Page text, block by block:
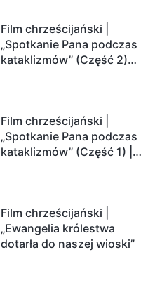
Film chrześcijański |
„Spotkanie Pana podczas
kataklizmów” (Część 2)
Ludzkość weszła w
odliczanie. Czy znalazłeś
już drogę ocalenia?
Film chrześcijański |
„Spotkanie Pana podczas
kataklizmów” (Część 1) |
Film chrześcijański |
„Ewangelia królestwa
dotarła do naszej wioski”